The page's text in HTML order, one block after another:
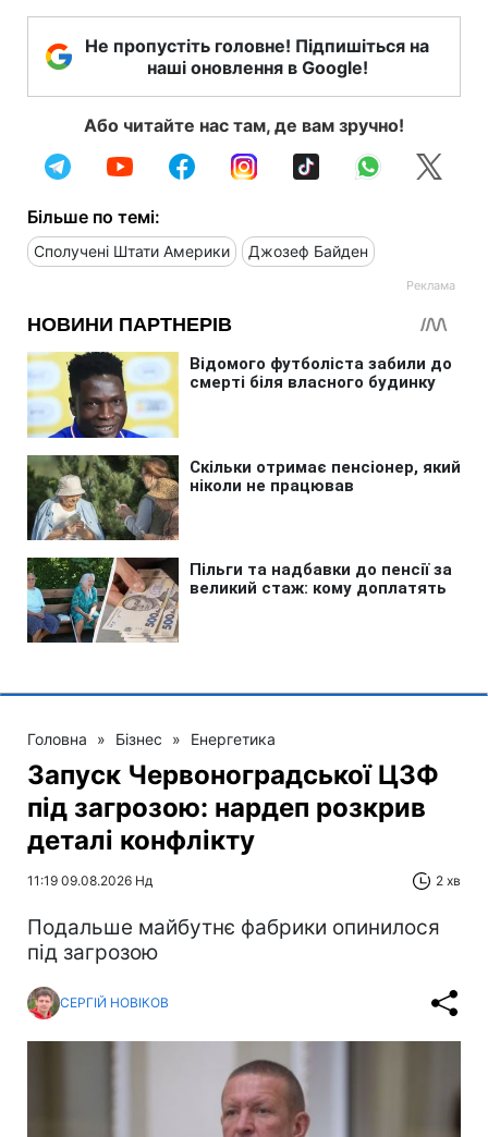
Не пропустіть головне! Підпишіться на
наші оновлення в Google!
Або читайте нас там, де вам зручно!
Більше по темі:
Сполучені Штати Америки Джозеф Байден
Головна » Бізнес » Енергетика
Запуск Червоноградської ЦЗФ
під загрозою: нардеп розкрив
деталі конфлікту
11:19 09.08.2026 Нд 2 хв
Подальше майбутнє фабрики опинилося
під загрозою
СЕРГІЙ НОВІКОВ